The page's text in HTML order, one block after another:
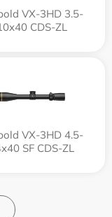
VX-3HD 3.5-
CDS-ZL
VX-3HD 4.5-
SF CDS-ZL